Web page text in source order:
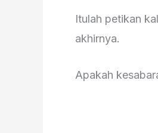
Itulah petikan
akhirnya.
Apakah